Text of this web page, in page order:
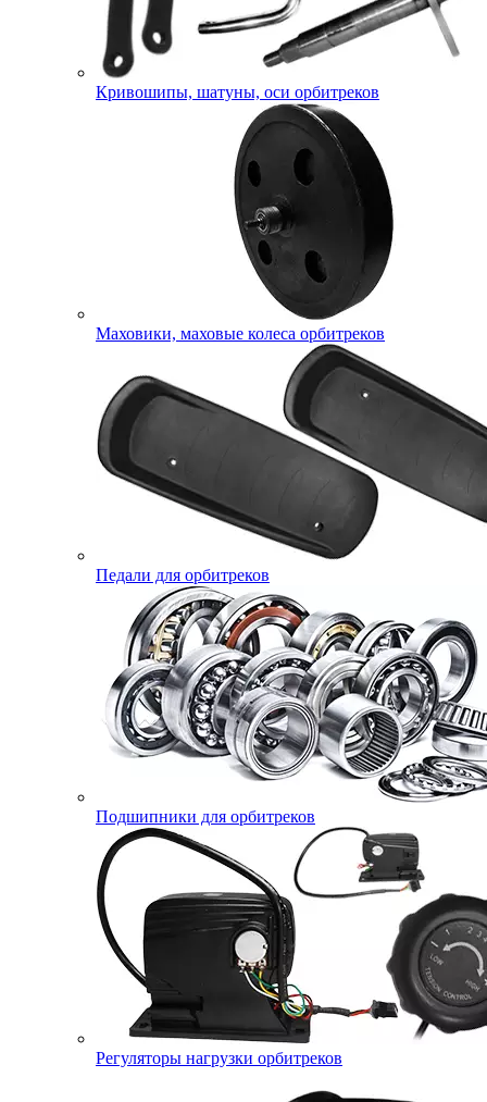
Кривошипы, шатуны, оси орбитреков
Маховики, маховые колеса орбитреков
Педали для орбитреков
Подшипники для орбитреков
Регуляторы нагрузки орбитреков